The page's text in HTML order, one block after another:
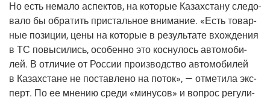
Но есть нема­ло аспек­тов, на кото­рые Казах­ста­ну сле­до­
ва­ло бы обра­тить при­сталь­ное вни­ма­ние. «Есть товар­
ные пози­ции, цены на кото­рые в резуль­та­те вхож­де­ния
в ТС повы­си­лись, осо­бен­но это кос­ну­лось авто­мо­би­
лей. В отли­чие от Рос­сии про­из­вод­ство авто­мо­би­лей
в Казах­стане не постав­ле­но на поток», — отме­ти­ла экс­
перт. По ее мне­нию сре­ди «мину­сов» и вопрос регу­ли­